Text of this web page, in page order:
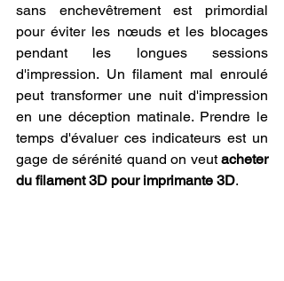
sans enchevêtrement est primordial
pour éviter les nœuds et les blocages
pendant les longues sessions
d'impression. Un filament mal enroulé
peut transformer une nuit d'impression
en une déception matinale. Prendre le
temps d'évaluer ces indicateurs est un
gage de sérénité quand on veut acheter
du filament 3D pour imprimante 3D.